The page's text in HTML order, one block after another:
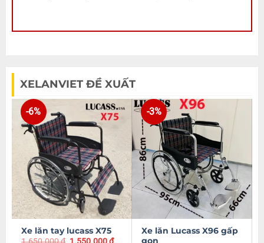
XELANVIET ĐỀ XUẤT
-6%
Xe lăn tay lucass X75
-3%
Xe lăn Lucass X96 gấp
gọn